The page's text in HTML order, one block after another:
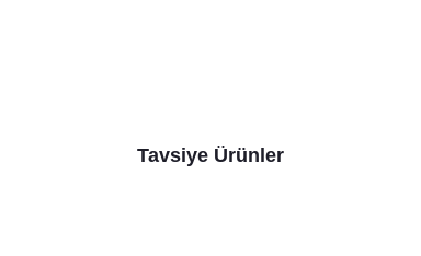
Tavsiye Ürünler